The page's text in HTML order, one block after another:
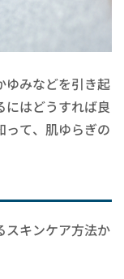
ゆみなどを引き起
にはどうすれば良
って、肌ゆらぎの
スキンケア方法か